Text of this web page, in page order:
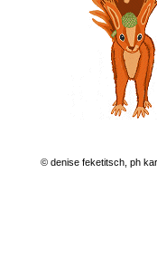
© denise feketitsch, ph